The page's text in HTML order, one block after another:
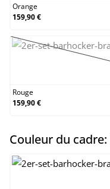
Orange
159,90 €
Rouge
159,90 €
Couleur du cadre: